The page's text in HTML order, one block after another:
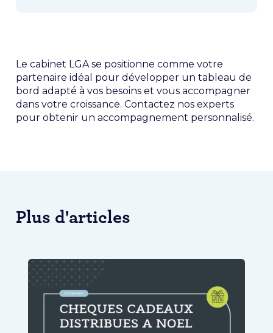
Le cabinet LGA se positionne comme votre
partenaire idéal pour développer un tableau de
bord adapté à vos besoins et vous accompagner
dans votre croissance. Contactez nos experts
pour obtenir un accompagnement personnalisé.
Plus d'articles